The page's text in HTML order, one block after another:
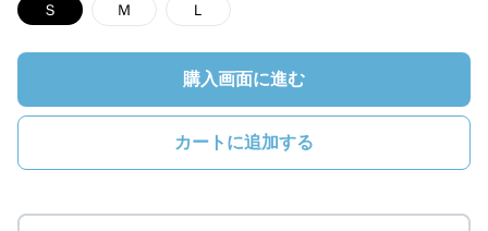
Ｓ Ｍ Ｌ
購入画面に進む
カートに追加する